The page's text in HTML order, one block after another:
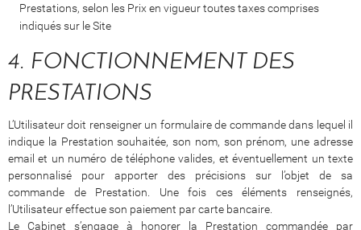
Prestations, selon les Prix en vigueur toutes taxes comprises
indiqués sur le Site
4. FONCTIONNEMENT DES
PRESTATIONS
L’Utilisateur doit renseigner un formulaire de commande dans lequel il
indique la Prestation souhaitée, son nom, son prénom, une adresse
email et un numéro de téléphone valides, et éventuellement un texte
personnalisé pour apporter des précisions sur l’objet de sa
commande de Prestation. Une fois ces éléments renseignés,
l’Utilisateur effectue son paiement par carte bancaire.
Le Cabinet s’engage à honorer la Prestation commandée par